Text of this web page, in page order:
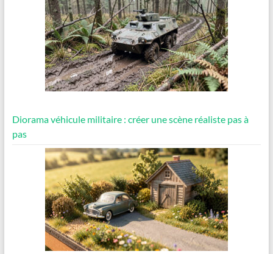
Diorama véhicule militaire : créer une scène réaliste pas à
pas